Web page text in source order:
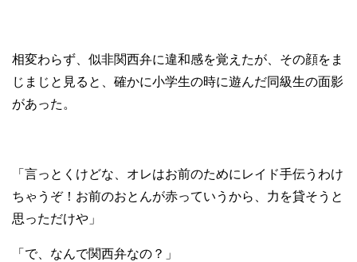
相変わらず、似非関西弁に違和感を覚えたが、その顔をま
じまじと見ると、確かに小学生の時に遊んだ同級生の面影
があった。
「言っとくけどな、オレはお前のためにレイド手伝うわけ
ちゃうぞ！お前のおとんが赤っていうから、力を貸そうと
思っただけや」
「で、なんで関西弁なの？」